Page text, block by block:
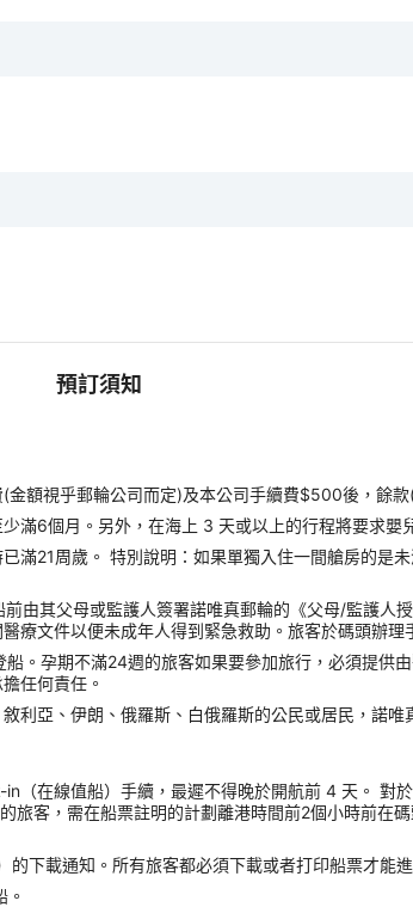
預訂須知
額視乎郵輪公司而定)及本公司手續費$500後，餘款
滿6個月。另外，在海上 3 天或以上的行程將要求嬰
滿21周歲。 特別說明：如果單獨入住一間艙房的是
由其父母或監護人簽署諾唯真郵輪的《父母/監護人
療文件以便未成年人得到緊急救助。旅客於碼頭辦理
。孕期不滿24週的旅客如果要參加旅行，必須提供
任何責任。
利亞、伊朗、俄羅斯、白俄羅斯的公民或居民，諾唯
（在線值船）手續，最遲不得晚於開航前 4 天。 對
客，需在船票註明的計劃離港時間前2個小時前在
下載通知。所有旅客都必須下載或者打印船票才能進